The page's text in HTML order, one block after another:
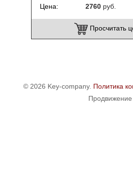
Цена
2760 руб.
Просчитать
© 2026 Key-company. Политика
Продвижение